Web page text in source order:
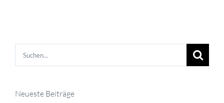
Suche
nach:
Neueste Beiträge